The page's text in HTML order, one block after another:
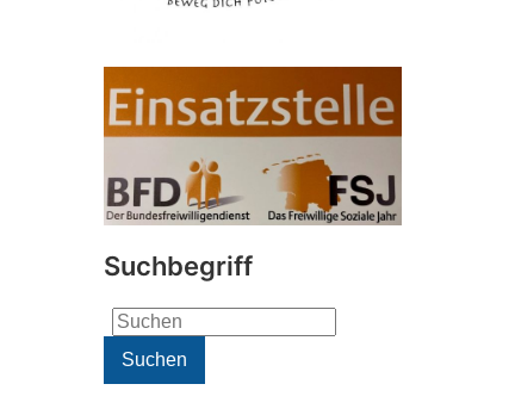
Suchbegriff
Search
for:Suchen